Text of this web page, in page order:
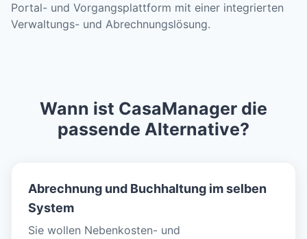
Portal- und Vorgangsplattform mit einer integrierten
Verwaltungs- und Abrechnungslösung.
Wann ist CasaManager die
passende Alternative?
Abrechnung und Buchhaltung im selben
System
Sie wollen Nebenkosten- und